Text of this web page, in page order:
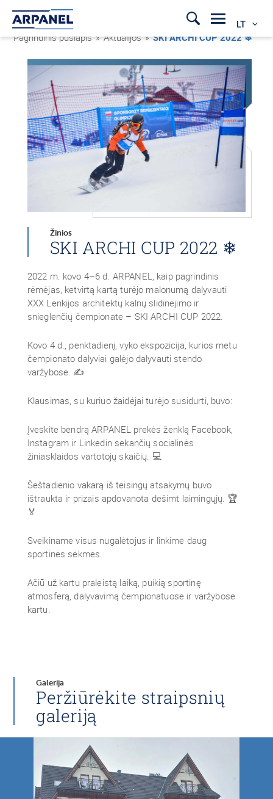
LT
Pagrindinis puslapis » Aktualijos »SKI ARCHI CUP 2022 ❄
Žinios
SKI ARCHI CUP 2022 ❄
2022 m. kovo 4–6 d. ARPANEL, kaip pagrindinis
rėmėjas, ketvirtą kartą turėjo malonumą dalyvauti
XXX Lenkijos architektų kalnų slidinėjimo ir
snieglenčių čempionate – SKI ARCHI CUP 2022.
Kovo 4 d., penktadienį, vyko ekspozicija, kurios metu
čempionato dalyviai galėjo dalyvauti stendo
varžybose. ✍
Klausimas, su kuriuo žaidėjai turėjo susidurti, buvo:
Įveskite bendrą ARPANEL prekės ženklą Facebook,
Instagram ir Linkedin sekančių socialinės
žiniasklaidos vartotojų skaičių. 💻
Šeštadienio vakarą iš teisingų atsakymų buvo
ištraukta ir prizais apdovanota dešimt laimingųjų. 🏆
🏅
Sveikiname visus nugalėtojus ir linkime daug
sportinės sėkmės.
Ačiū už kartu praleistą laiką, puikią sportinę
atmosferą, dalyvavimą čempionatuose ir varžybose
kartu.
Galerija
Peržiūrėkite straipsnių
galeriją